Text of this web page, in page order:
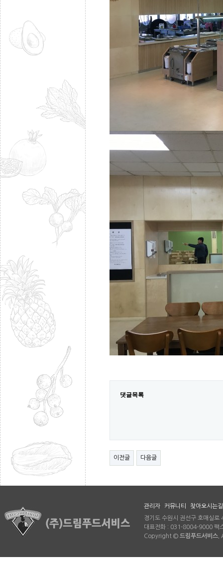
댓글목록
이전글 다음글
관리자 커뮤니티
찾아오시는길
경기도 수원시 권선구 호매실
대표전화 : 031-8004-9000
Copyright © 드림푸드서비스.